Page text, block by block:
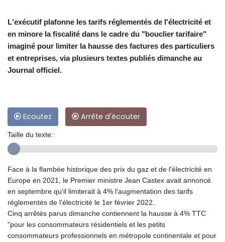
L'exécutif plafonne les tarifs réglementés de l'électricité et
en minore la fiscalité dans le cadre du "bouclier tarifaire"
imaginé pour limiter la hausse des factures des particuliers
et entreprises, via plusieurs textes publiés dimanche au
Journal officiel.
Ecoutez Arrête d'écouter
Taille du texte:
Face à la flambée historique des prix du gaz et de l'électricité en
Europe en 2021, le Premier ministre Jean Castex avait annoncé
en septembre qu'il limiterait à 4% l'augmentation des tarifs
réglementés de l'électricité le 1er février 2022.
Cinq arrêtés parus dimanche contiennent la hausse à 4% TTC
"pour les consommateurs résidentiels et les petits
consommateurs professionnels en métropole continentale et pour